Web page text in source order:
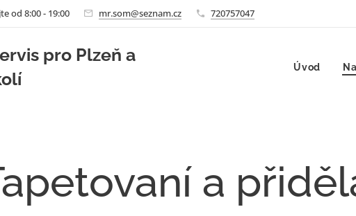
od 8:00 - 19:00 mr.som@seznam.cz 720757047
pro Plzeň a
Úvod
a